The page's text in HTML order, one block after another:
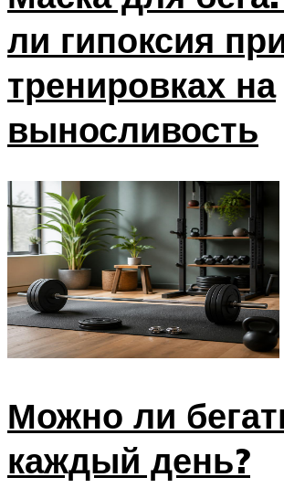
ли гипоксия
тренировках на
выносливость
Можно ли
каждый день?